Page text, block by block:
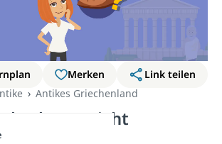
Merken
Link teilen
Antikes Griechenland